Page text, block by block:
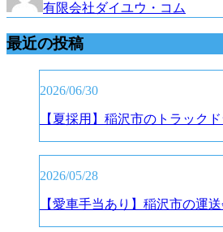
有限会社ダイユウ・コム
最近の投稿
2026/06/30
【夏採用】稲沢市のトラック
2026/05/28
【愛車手当あり】稲沢市の運